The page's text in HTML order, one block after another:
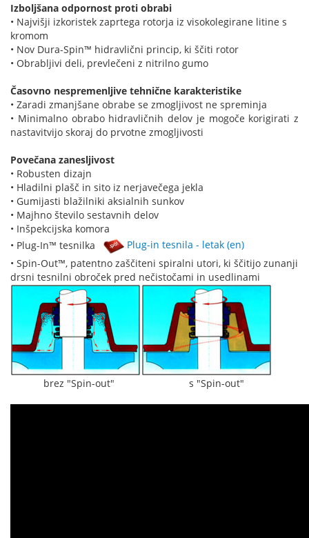
Izboljšana odpornost proti obrabi
• Najvišji izkoristek zaprtega rotorja iz visokolegirane litine s
kromom
• Nov Dura-Spin™ hidravlični princip, ki ščiti rotor
• Obrabljivi deli, prevlečeni z nitrilno gumo
Časovno nespremenljive tehnične karakteristike
• Zaradi zmanjšane obrabe se zmogljivost ne spreminja
• Minimalno obrabo hidravličnih delov je mogoče korigirati z
nastavitvijo skoraj do prvotne zmogljivosti
Povečana zanesljivost
• Robusten dizajn
• Hladilni plašč in sito iz nerjavečega jekla
• Gumijasti blažilniki aksialnih sunkov
• Majhno število sestavnih delov
• Inšpekcijska komora
• Plug-In™ tesnilka
Plug-in tesnila - letak (en)
• Spin-Out™, patentno zaščiteni spiralni utori, ki ščitijo zunanji
drsni tesnilni obroček pred nečistočami in usedlinami
brez "Spin-out" s "Spin-out"